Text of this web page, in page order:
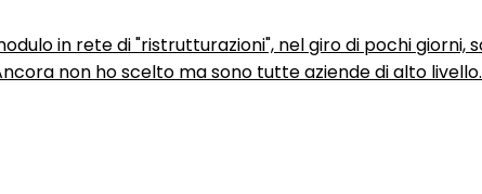
in rete di "ristrutturazioni", nel giro di pochi
non ho scelto ma sono tutte aziende di alto livello.